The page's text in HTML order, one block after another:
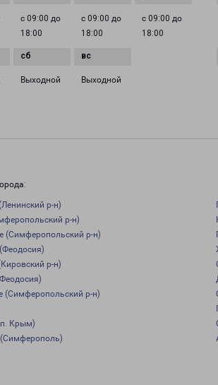
с 09:00 до
18:00
с 09:00 до
18:00
с 09:00 до
18:00
Выходной Выходной
р-н)
р-н)
(Симферопольский р-н)
р-н)
(Симферопольский р-н)
Крым)
(Симферополь)